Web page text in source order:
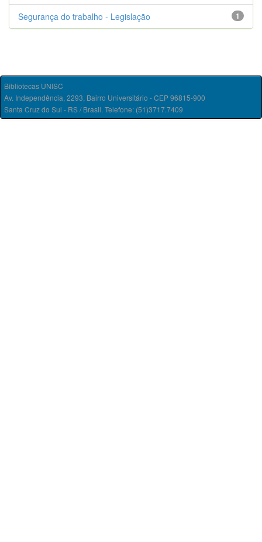
1
Segurança do trabalho - Legislação
Bibliotecas UNISC
Av. Independência, 2293, Bairro Universitário - CEP 96815-900
Santa Cruz do Sul - RS / Brasil. Telefone: (51)3717.7409